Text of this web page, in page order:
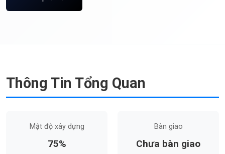
Thông Tin Tổng Quan
Mật độ xây dựng
75%
Bàn giao
Chưa bàn giao